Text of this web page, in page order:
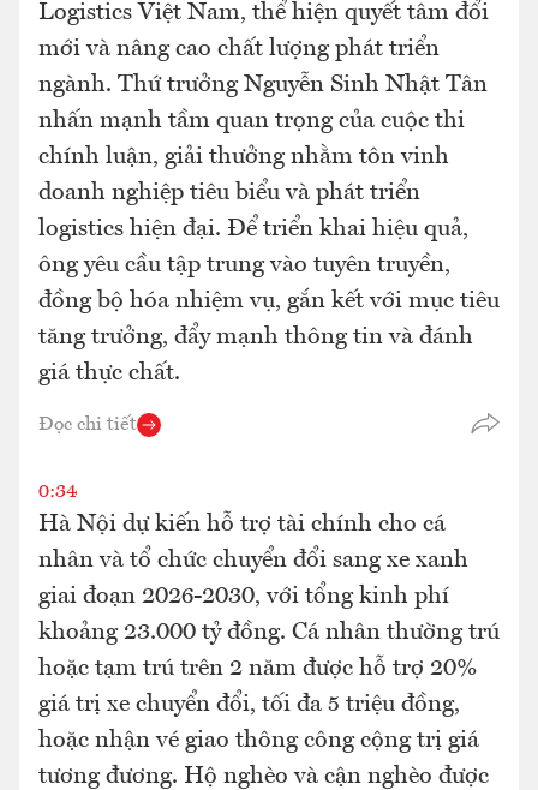
Logistics Việt Nam, thể hiện quyết tâm đổi
mới và nâng cao chất lượng phát triển
ngành. Thứ trưởng Nguyễn Sinh Nhật Tân
nhấn mạnh tầm quan trọng của cuộc thi
chính luận, giải thưởng nhằm tôn vinh
doanh nghiệp tiêu biểu và phát triển
logistics hiện đại. Để triển khai hiệu quả,
ông yêu cầu tập trung vào tuyên truyền,
đồng bộ hóa nhiệm vụ, gắn kết với mục tiêu
tăng trưởng, đẩy mạnh thông tin và đánh
giá thực chất.
Đọc chi tiết
0:34
Hà Nội dự kiến hỗ trợ tài chính cho cá
nhân và tổ chức chuyển đổi sang xe xanh
giai đoạn 2026-2030, với tổng kinh phí
khoảng 23.000 tỷ đồng. Cá nhân thường trú
hoặc tạm trú trên 2 năm được hỗ trợ 20%
giá trị xe chuyển đổi, tối đa 5 triệu đồng,
hoặc nhận vé giao thông công cộng trị giá
tương đương. Hộ nghèo và cận nghèo được